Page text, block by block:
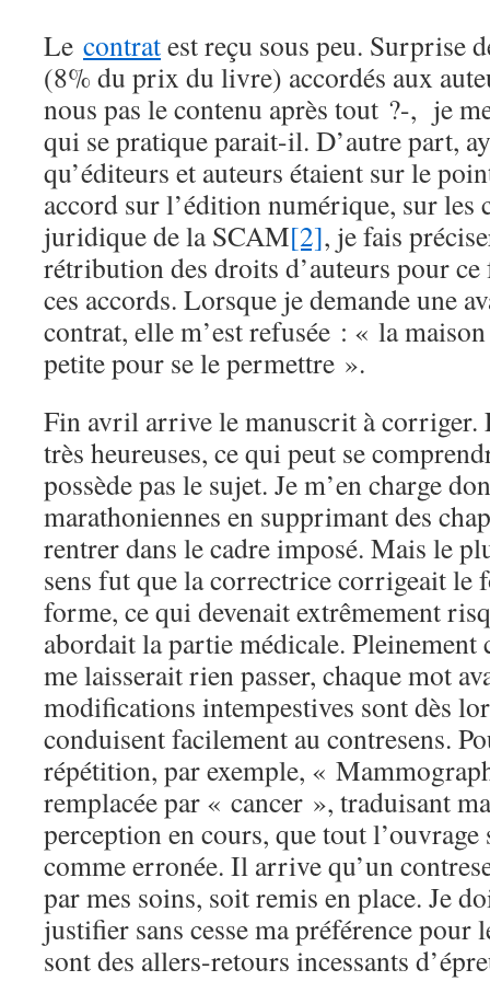
Le contratest reçu sous peu. Surprise
(8% du prix du livre) accordés aux
nous pas le contenu après tout ?-, je
qui se pratique parait-il. D’autre part,
qu’éditeurs et auteurs étaient sur le
accord sur l’édition numérique, sur les
juridique de la SCAM[2], je fais
rétribution des droits d’auteurs pour
ces accords. Lorsque je demande une
contrat, elle m’est refusée : « la
petite pour se le permettre ».
Fin avril arrive le manuscrit à corriger.
très heureuses, ce qui peut se
possède pas le sujet. Je m’en charge
marathoniennes en supprimant des
rentrer dans le cadre imposé. Mais le
sens fut que la correctrice corrigeait le
forme, ce qui devenait extrêmement
abordait la partie médicale. Pleinement
me laisserait rien passer, chaque mot
modifications intempestives sont dès
conduisent facilement au contresens.
répétition, par exemple, «
remplacée par « cancer », traduisant
perception en cours, que tout l’ouvrage
comme erronée. Il arrive qu’un
par mes soins, soit remis en place. Je
justifier sans cesse ma préférence
sont des allers-retours incessants